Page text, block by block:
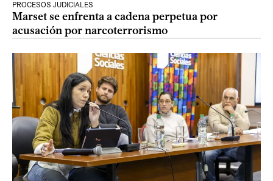
PROCESOS JUDICIALES
Marset se enfrenta a cadena perpetua por
acusación por narcoterrorismo